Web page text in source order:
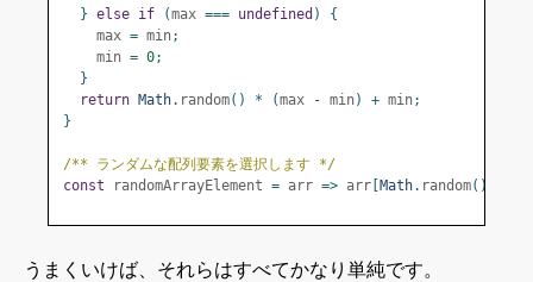
} else if (max === undefined )
{
    max
= min;
    min
= 0;
}
return Math. random() * (max - min) + min;
}
/** ランダムな配列要素を選択します */
const randomArrayElement = arr => arr Math. random()
うまくいけば、それらはすべてかなり単純です。